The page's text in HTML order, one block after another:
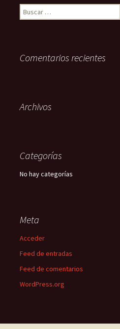
Buscar:
Comentarios recientes
Archivos
Categorías
No hay categorías
Meta
Acceder
Feed de entradas
Feed de comentarios
WordPress.org